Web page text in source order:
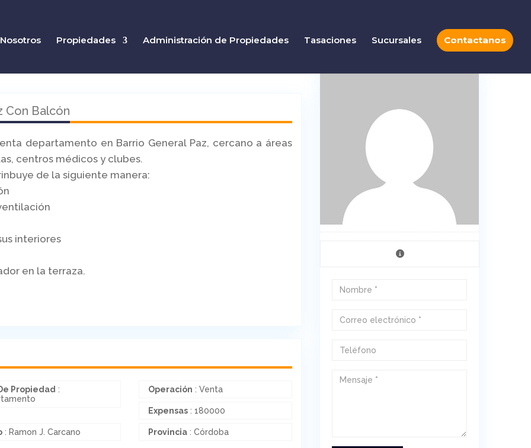
Nosotros Propiedades Administración de Propiedades Tasaciones Sucursales Contactanos
Con Balcón
departamento en Barrio General Paz, cercano a áreas
centros médicos y clubes.
de la siguiente manera:
interiores
en la terraza.
Propiedad :
Operación : Venta
Expensas: 180000
: Ramon J. Carcano Provincia: Córdoba